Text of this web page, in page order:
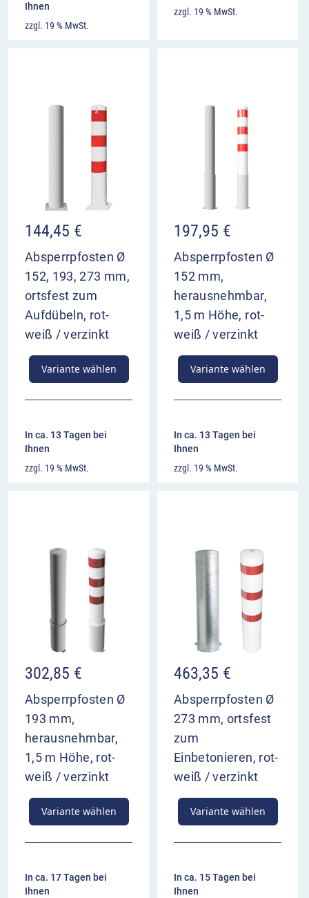
Ihnen
zzgl. 19 % MwSt.
zzgl. 19 % MwSt.
144,45 €
Absperrpfosten Ø
152, 193, 273 mm,
ortsfest zum
Aufdübeln, rot-
weiß / verzinkt
Variante wählen
In ca. 13 Tagen bei
Ihnen
zzgl. 19 % MwSt.
197,95 €
Absperrpfosten Ø
152 mm,
herausnehmbar,
1,5 m Höhe, rot-
weiß / verzinkt
Variante wählen
In ca. 13 Tagen bei
Ihnen
zzgl. 19 % MwSt.
302,85 €
Absperrpfosten Ø
193 mm,
herausnehmbar,
1,5 m Höhe, rot-
weiß / verzinkt
Variante wählen
In ca. 17 Tagen bei
Ihnen
463,35 €
Absperrpfosten Ø
273 mm, ortsfest
zum
Einbetonieren, rot-
weiß / verzinkt
Variante wählen
In ca. 15 Tagen bei
Ihnen